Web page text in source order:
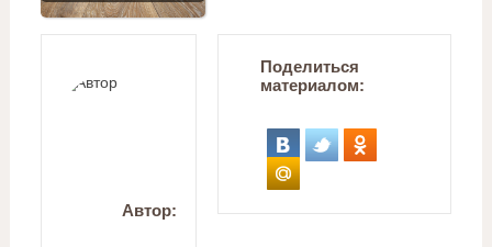
Автор:
Поделиться
материалом: